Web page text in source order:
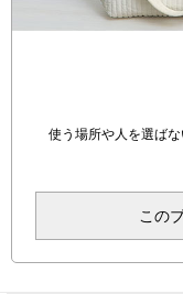
使う場所や人を選ば
この